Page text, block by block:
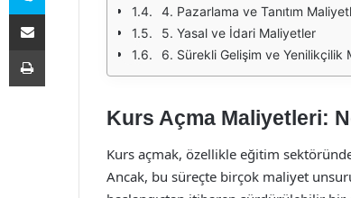
4. Pazarlama ve Tanıtım
5. Yasal ve İdari Maliyetler
6. Sürekli Gelişim ve Yenilikçilik
Kurs Açma Maliyetleri:
Kurs açmak, özellikle eğitim
Ancak, bu süreçte birçok maliyet
E-Posta ile paylaş